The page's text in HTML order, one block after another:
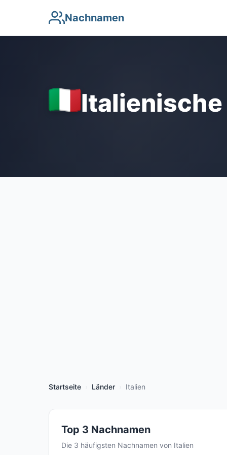
Nachnamen
Italienische
Startseite Länder Italien
Top 3 Nachnamen
Die 3 häufigsten Nachnamen von Italien